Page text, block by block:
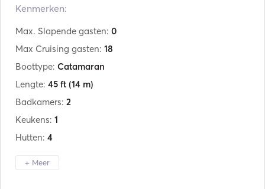
Kenmerken:
Max. Slapende gasten: 0
Max Cruising gasten: 18
Boottype: Catamaran
Lengte: 45 ft (14 m)
Badkamers: 2
Keukens: 1
Hutten: 4
+ Meer